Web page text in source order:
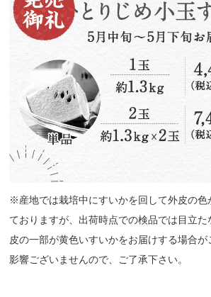
※産地では栽培中にすいかを回して外皮の色
ておりますが、出荷時点での検品では目立
皮の一部が黄色いすいかをお届けする場合
影響ございませんので、ご了承下さい。